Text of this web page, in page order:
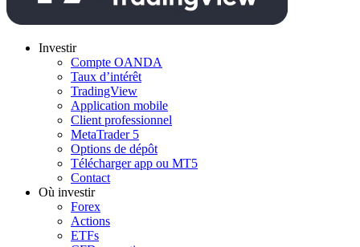
Investir
Compte OANDA
Taux d’intérêt
TradingView
Application mobile
Client professionnel
MetaTrader 5
Options de dépôt
Télécharger app ou MT5
Contact
Où investir
Forex
Actions
ETFs